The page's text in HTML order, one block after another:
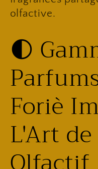
t
i
o
n
:
olfactive.
​🌓
Foriè
L'Art